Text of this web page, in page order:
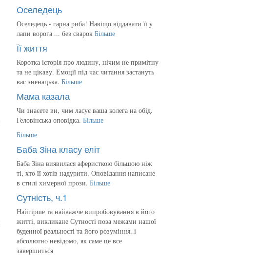
Оселедець
Оселедець - гарна риба! Навіщо віддавати її у
лапи ворога ... без сварок Більше
Її життя
Коротка історія про людину, нічим не примітну
та не цікаву. Емоції під час читання застануть
вас зненацька. Більше
Мама казала
Чи знаєете ви, чим ласує ваша колега на обід.
Геловінська оповідка. Більше
Більше
Баба Зіна класу еліт
Баба Зіна виявилася аферисткою більшою ніж
ті, хто її хотів надурити. Оповідання написане
в стилі химерної прози. Більше
Сутність, ч.1
Найгірше та найважче випробовування в його
житті, викликане Сутності поза межами нашої
буденної реальності та його розуміння..і
абсолютно невідомо, як саме це все
завершиться